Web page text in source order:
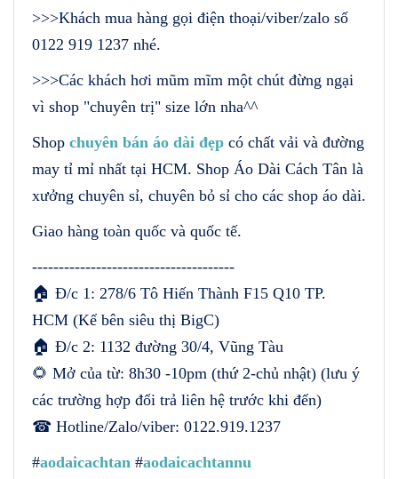
>>>Khách mua hàng gọi điện thoại/viber/zalo số
0122 919 1237 nhé.
>>>Các khách hơi mũm mĩm một chút đừng ngại
vì shop "chuyên trị" size lớn nha^^
Shop chuyên bán áo dài đẹp có chất vải và đường
may tỉ mỉ nhất tại HCM. Shop Áo Dài Cách Tân là
xưởng chuyên sỉ, chuyên bỏ sỉ cho các shop áo dài.
Giao hàng toàn quốc và quốc tế.
--------------------------------------
🏠 Đ/c 1: 278/6 Tô Hiến Thành F15 Q10 TP.
HCM (Kế bên siêu thị BigC)
🏠 Đ/c 2: 1132 đường 30/4, Vũng Tàu
🌻 Mở của từ: 8h30 -10pm (thứ 2-chủ nhật) (lưu ý
các trường hợp đổi trả liên hệ trước khi đến)
☎ Hotline/Zalo/viber: 0122.919.1237
#aodaicachtan #aodaicachtannu